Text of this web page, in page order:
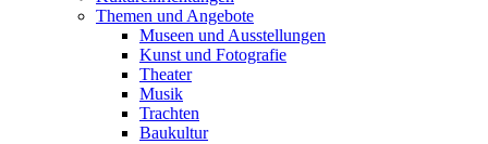
Themen und Angebote
Museen und Ausstellungen
Kunst und Fotografie
Theater
Musik
Trachten
Baukultur